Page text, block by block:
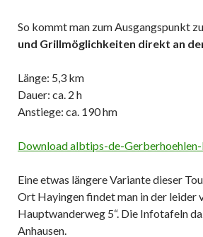
So kommt man zum Ausgangspunkt
und Grillmöglichkeiten direkt an
Länge: 5,3 km
Dauer: ca. 2 h
Anstiege: ca. 190 hm
Download albtips-de-
Eine etwas längere Variante dieser
Ort Hayingen findet man in der leider
Hauptwanderweg 5“. Die Infotafeln
Anhausen.